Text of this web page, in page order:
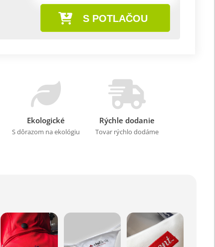
S POTLAČOU
Ekologické
S dôrazom na ekológiu
Rýchle dodanie
Tovar rýchlo dodáme